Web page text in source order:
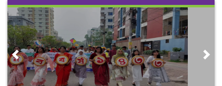
Skip
content
Previous